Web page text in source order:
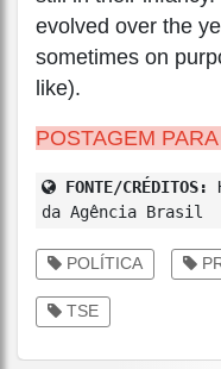
evolved over the
sometimes on
like).
POSTAGEM
FONTE/CRÉDITOS:
da Agência Brasil
POLÍTICA
TSE